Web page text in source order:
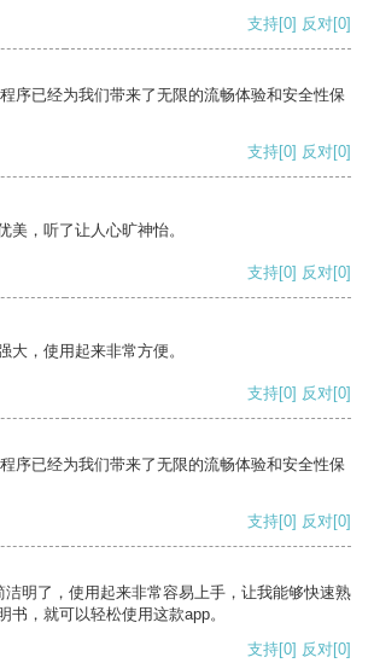
支持[0] 反对[0]
序已经为我们带来了无限的流畅体验和安全性保
支持[0] 反对[0]
美，听了让人心旷神怡。
支持[0] 反对[0]
大，使用起来非常方便。
支持[0] 反对[0]
序已经为我们带来了无限的流畅体验和安全性保
支持[0] 反对[0]
洁明了，使用起来非常容易上手，让我能够快速熟
书，就可以轻松使用这款app。
支持[0] 反对[0]